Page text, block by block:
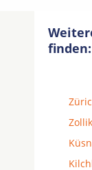
finden: